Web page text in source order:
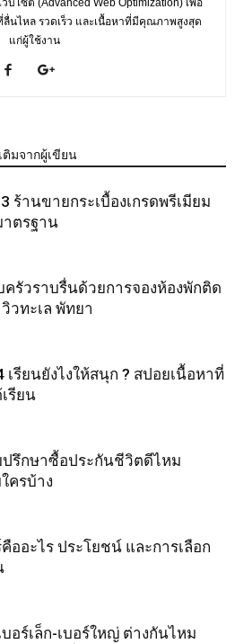
บไซต์ (Advanced Web Optimization) เพื่อ
นไหล รวดเร็ว และเนื้อหาที่มีคุณภาพสูงสุด
แก่ผู้ใช้งาน
ติมจากผู้เขียน
ร้านขายกระเบื้องเกรดพรีเมียม
ตรฐาน
รัวราบรื่นด้วยการจองห้องพักติด
วทะเล พัทยา
เรียนยังไงให้สนุก ? สปอยเนื้อหาที่
รียน
ปรึกษาซื้อประกันชีวิตดีไหม
ครบ้าง
ออะไร ประโยชน์ และการเลือก
อร์เล็ก-เบอร์ใหญ่ ต่างกันไหม